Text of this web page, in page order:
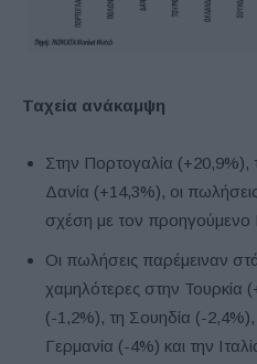
Ταχεία ανάκαμψη
Στην Πορτογαλία (+20,9%),
Δανία (+14,3%), οι
σχέση με τον προηγούμενο
Οι πωλήσεις παρέμειναν
χαμηλότερες στην Τουρκία
(-1,2%), τη Σουηδία (-
Γερμανία (-4%) και την